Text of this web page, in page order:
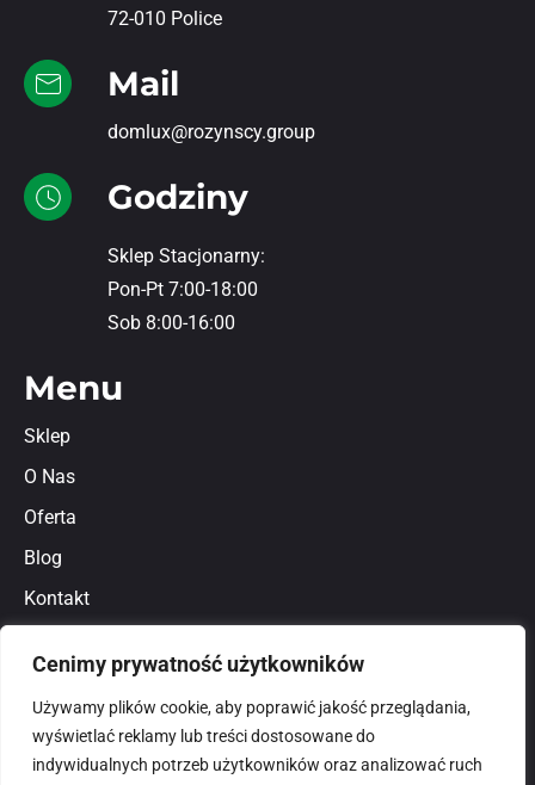
Cenimy prywatność użytkowników
Używamy plików cookie, aby poprawić jakość przeglądania,
wyświetlać reklamy lub treści dostosowane do
indywidualnych potrzeb użytkowników oraz analizować ruch
72-010 Police
Mail
domlux@rozynscy.group
Godziny
Sklep Stacjonarny:
Pon-Pt 7:00-18:00
Sob 8:00-16:00
Menu
Sklep
O Nas
Oferta
Blog
Kontakt
Polityka prywatności